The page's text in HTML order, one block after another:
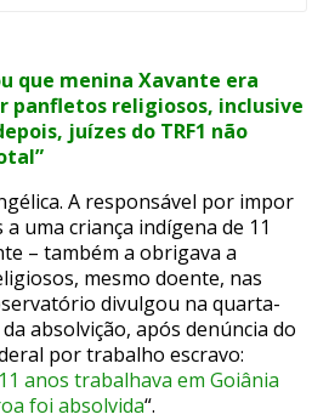
que menina Xavante era
panfletos religiosos, inclusive
juízes do TRF1 não
A responsável por impor
uma criança indígena de 11
– também a obrigava a
mesmo doente, nas
divulgou na quarta-
absolvição, após denúncia do
por trabalho escravo:
anos trabalhava em Goiânia
foi absolvida“.